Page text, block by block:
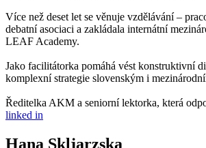
Více než deset let se věnuje vzdělávání –
debatní asociaci a zakládala internátní
LEAF Academy.
Jako facilitátorka pomáhá vést konstruktivní
komplexní strategie slovenským i
Ředitelka AKM a seniorní lektorka, která
linked in
Hana Skljarzska